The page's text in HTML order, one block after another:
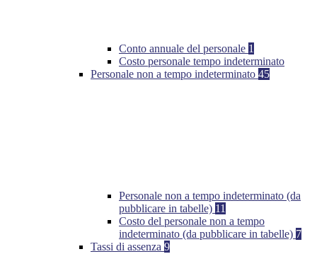
Conto annuale del personale 1
Costo personale tempo indeterminato
Personale non a tempo indeterminato 45
Personale non a tempo indeterminato (da
pubblicare in tabelle) 11
Costo del personale non a tempo
indeterminato (da pubblicare in tabelle) 7
Tassi di assenza 9